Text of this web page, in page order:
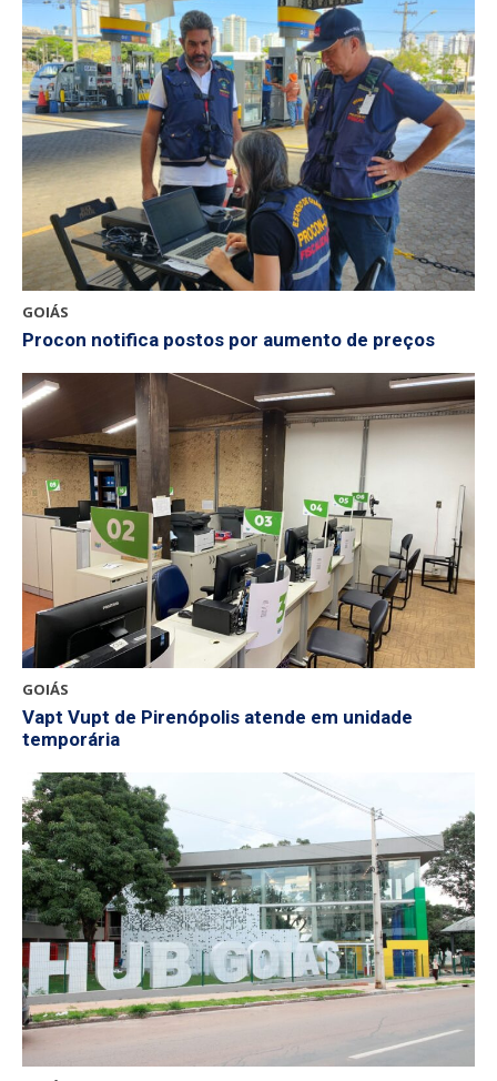
GOIÁS
Procon notifica postos por aumento de preços
GOIÁS
Vapt Vupt de Pirenópolis atende em unidade
temporária